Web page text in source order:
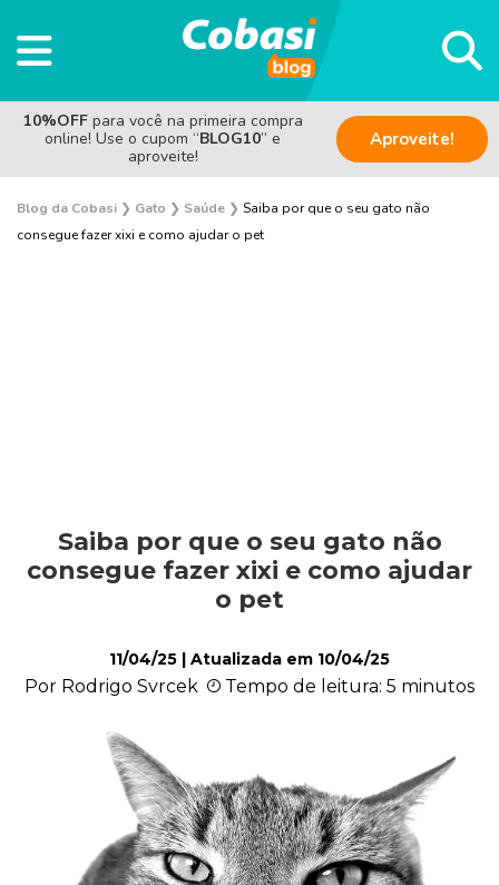
10%OFF para você na primeira compra
online! Use o cupom “BLOG10” e
aproveite!
Aproveite!
Blog da Cobasi ❯ Gato ❯ Saúde ❯ Saiba por que o seu gato não
consegue fazer xixi e como ajudar o pet
Comportamento
Higiene
Saiba por que o seu gato não
consegue fazer xixi e como ajudar
o pet
11/04/25 | Atualizada em 10/04/25
Por Rodrigo Svrcek Tempo de leitura: 5 minutos